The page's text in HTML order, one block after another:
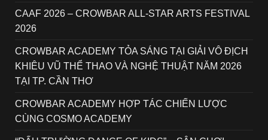
CAAF 2026 – CROWBAR ALL-STAR ARTS FESTIVAL
2026
CROWBAR ACADEMY TỎA SÁNG TẠI GIẢI VÔ ĐỊCH
KHIÊU VŨ THỂ THAO VÀ NGHỆ THUẬT NĂM 2026
TẠI TP. CẦN THƠ
CROWBAR ACADEMY HỢP TÁC CHIẾN LƯỢC
CÙNG COSMO ACADEMY